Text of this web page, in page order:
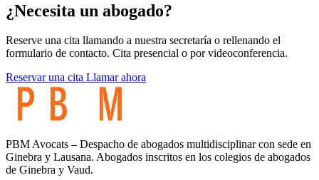
¿Necesita un abogado?
Reserve una cita llamando a nuestra secretaría o rellenando el
formulario de contacto. Cita presencial o por videoconferencia.
Reservar una cita Llamar ahora
PBM Avocats – Despacho de abogados multidisciplinar con sede en
Ginebra y Lausana. Abogados inscritos en los colegios de abogados
de Ginebra y Vaud.